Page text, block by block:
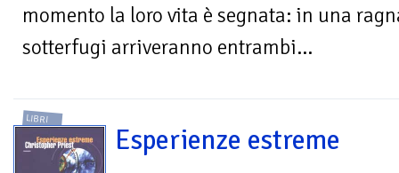
momento la loro vita è segnata: in una
sotterfugi arriveranno entrambi...
LIBRI
Esperienze estreme